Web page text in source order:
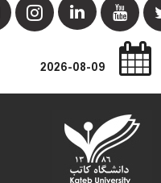
2026-08-09